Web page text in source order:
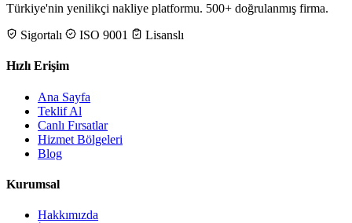
Türkiye'nin yenilikçi nakliye platformu. 500+ doğrulanmış firma.
Sigortalı
ISO 9001 Lisanslı
Hızlı Erişim
Ana Sayfa
Teklif Al
Canlı Fırsatlar
Hizmet Bölgeleri
Blog
Kurumsal
Hakkımızda